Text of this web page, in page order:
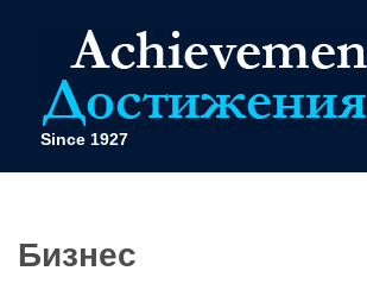
Since 1927
Бизнес